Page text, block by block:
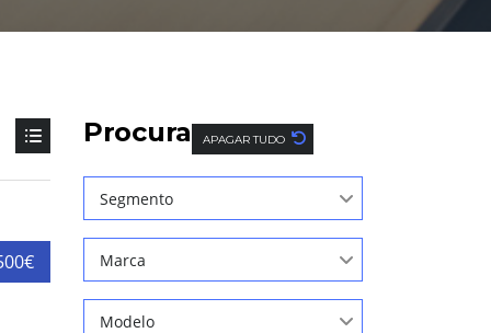
Procura APAGAR TUDO
Segmento
Marca
Modelo